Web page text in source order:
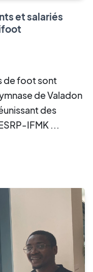
et salariés
de foot sont
de Valadon
des
IFMK ...